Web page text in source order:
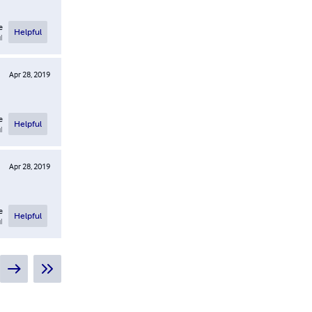
Helpful
Apr 28, 2019
Helpful
Apr 28, 2019
Helpful